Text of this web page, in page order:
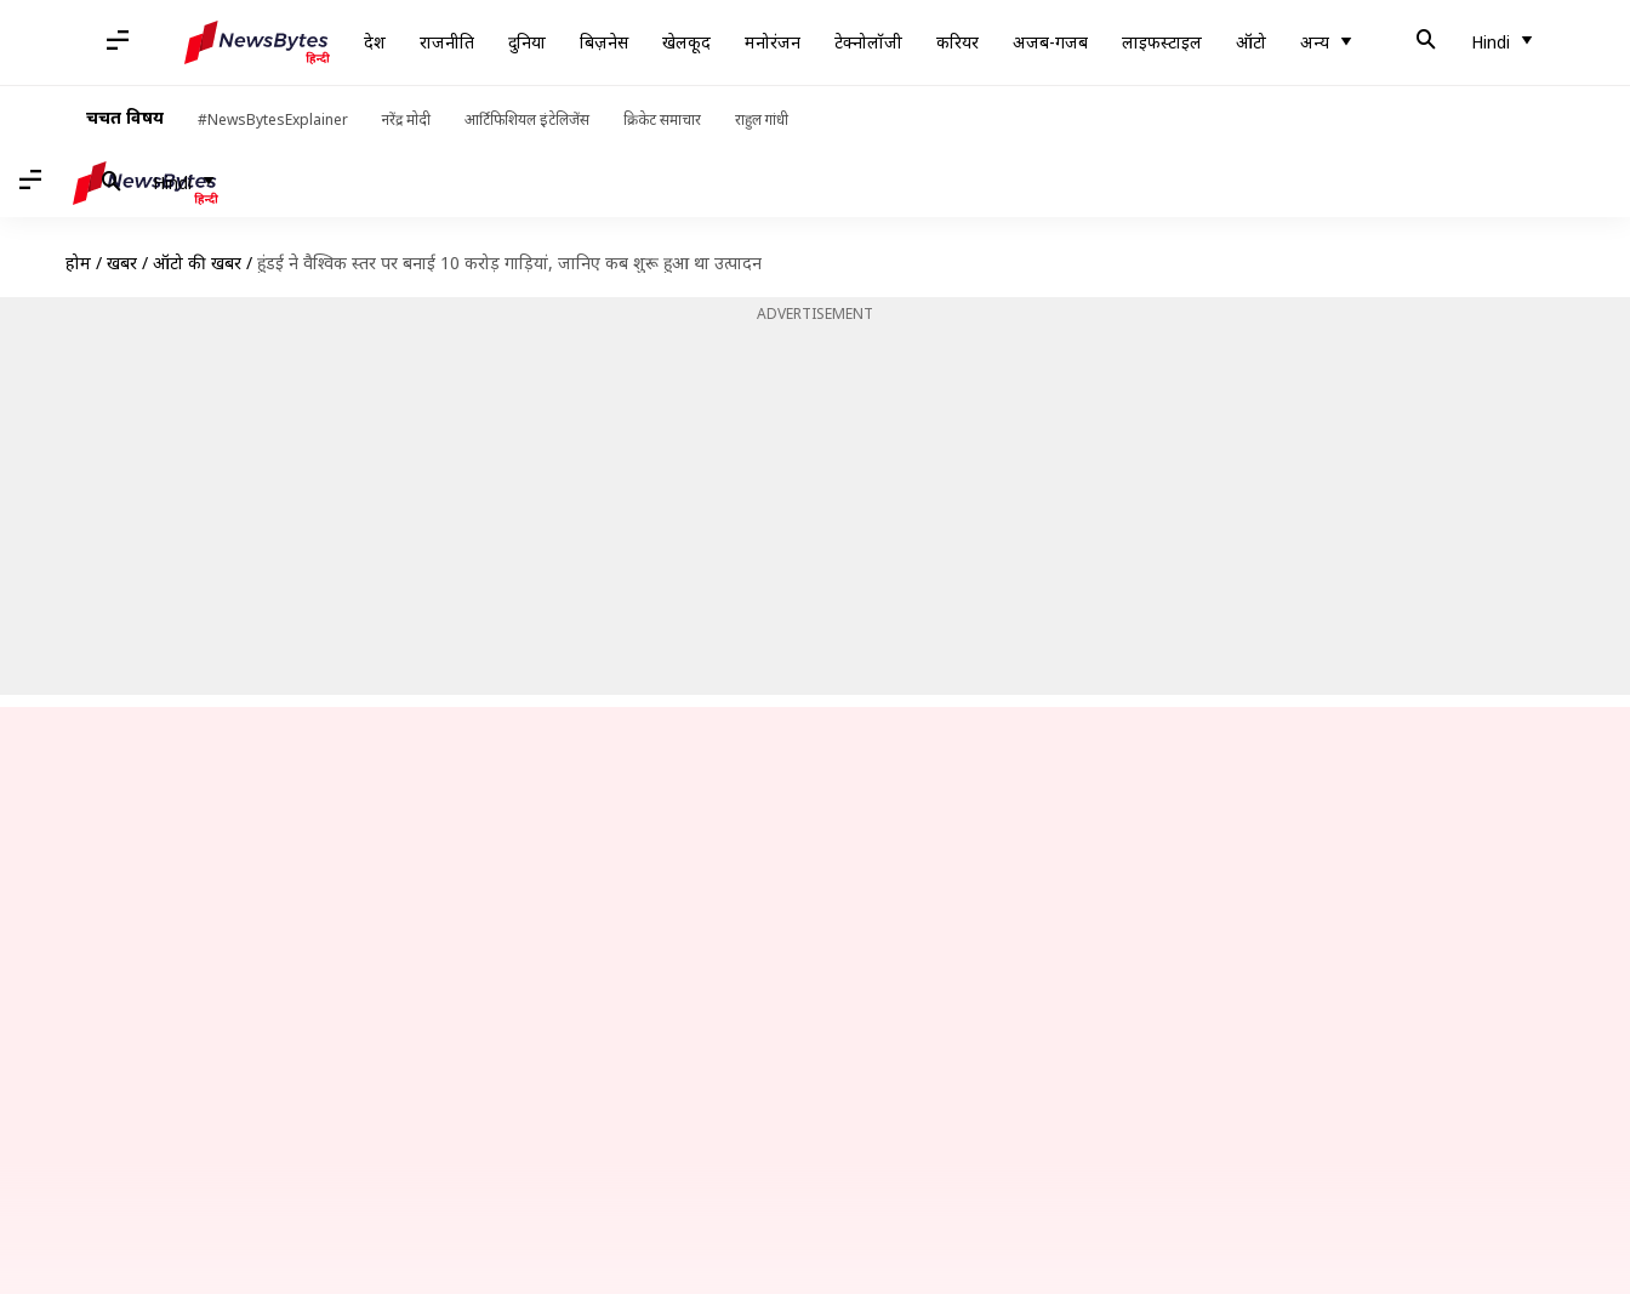
देश राजनीति दुनिया बिज़नेस खेलकूद मनोरंजन टेक्नोलॉजी करियर अजब-गजब लाइफस्टाइल ऑटो अन्य Hindi
चर्चित विषय #NewsBytesExplainer नरेंद्र मोदी आर्टिफिशियल इंटेलिजेंस क्रिकेट समाचार राहुल गांधी
Hindi
होम / खबरें / ऑटो की खबरें / हुंडई ने वैश्विक स्तर पर बनाई 10 करोड़ गाड़ियां, जानिए कब शुरू हुआ था उत्पादन
ADVERTISEMENT